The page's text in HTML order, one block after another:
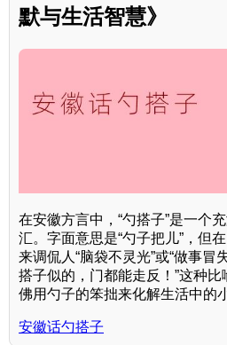
默与生活智慧》
在安徽方言中，“勺搭子”是一个
汇。字面意思是“勺子把儿”，但
来调侃人“脑袋不灵光”或“做事冒
搭子似的，门都能走反！”这种
佛用勺子的笨拙来化解生活中的
安徽话勺搭子